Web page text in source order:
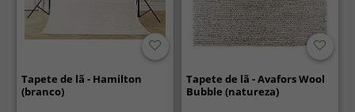
Tapete de lã - Hamilton
(branco)
Tapete de lã - Avafors Wool
Bubble (natureza)